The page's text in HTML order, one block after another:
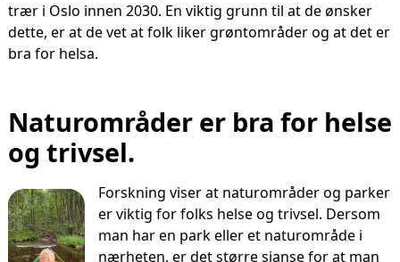
trær i Oslo innen 2030. En viktig grunn til at de ønsker
dette, er at de vet at folk liker grøntområder og at det er
bra for helsa.
Naturområder er bra for helse
og trivsel.
Forskning viser at naturområder og parker
er viktig for folks helse og trivsel. Dersom
man har en park eller et naturområde i
nærheten, er det større sjanse for at man